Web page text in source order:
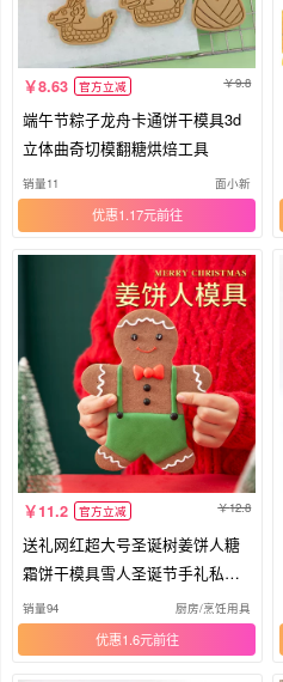
8.63 官方立减 9.8
端午节粽子龙舟卡通饼干模具3d
立体曲奇切模翻糖烘焙工具
销量11 面小新
优惠1.17元
11.2 官方立减 12.8
送礼网红超大号圣诞树姜饼人糖
霜饼干模具雪人圣诞节手礼私房
烘焙
销量94 厨房/烹饪用具
优惠1.6元